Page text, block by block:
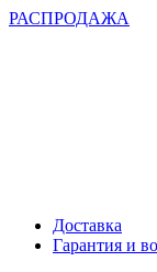
РАСПРОДАЖА
Доставка
Гарантия и